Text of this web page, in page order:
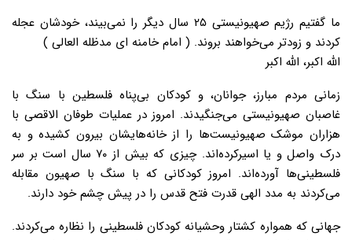
ما گفتیم رژیم صهیونیستی ۲۵ سال دیگر را نمی‌بیند، خودشان عجله
کردند و زودتر می‌خواهند بروند. ( امام خامنه ای مدظله العالی )
الله اکبر، الله اکبر
زمانی مردم مبارز، جوانان، و کودکان بی‌پناه فلسطین با سنگ با
غاصبان صهیونیستی می‌جنگیدند. امروز در عملیات طوفان الاقصی با
هزاران موشک صهیونیست‌ها را از خانه‌هایشان بیرون کشیده و به
درک واصل و یا اسیرکرده‌اند. چیزی که بیش از ۷۰ سال است بر سر
فلسطینی‌ها آورده‌اند. امروز کودکانی که با سنگ با صهیون مقابله
می‌کردند به مدد الهی قدرت فتح قدس را در پیش چشم خود دارند.
جهانی که همواره کشتار وحشیانه کودکان فلسطینی را نظاره می‌کردند.